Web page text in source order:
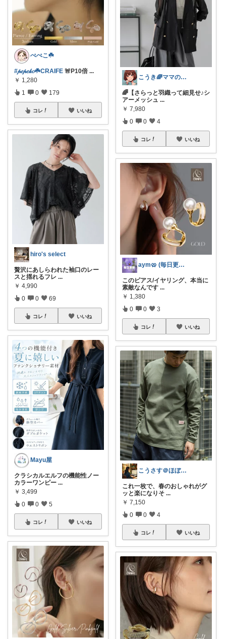
ぺぺこ☘️
#𝓅𝑒𝓅𝑒𝓀𝑜☘️CRAIFE 🚨P10倍 ...
￥ 1,280
1 0 179
コレ いいね
hiro's select
贅沢にあしらわれた袖口のレー
スと揺れるフレ ...
￥ 4,990
0 0 69
コレ いいね
Mayu屋
クラシカルエルフの機能性ノー
カラーワンピー ...
￥ 3,499
0 0 5
コレ いいね
こうき🌈ママの着痩せ服&快適な暮らし
🌈【さらっと羽織って細見せ♪シ
アーメッシュ ...
￥ 7,980
0 0 4
コレ いいね
aym🥨 (毎日更新してます🙌)
このピアス/イヤリング、本当に
素敵なんです ...
￥ 1,380
0 0 3
コレ いいね
こうさす＠ほぼ毎日更新
これ一枚で、春のおしゃれがグ
ッと楽になりそ ...
￥ 7,150
0 0 4
コレ いいね